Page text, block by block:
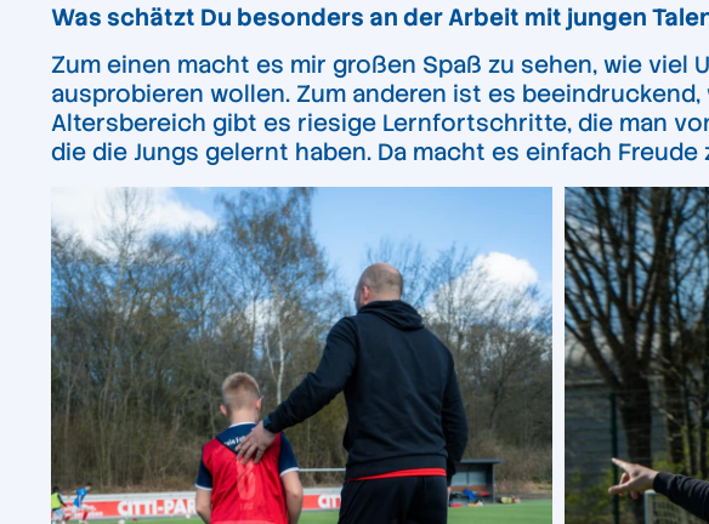
Was schätzt Du besonders an der Arbeit mit jungen
Zum einen macht es mir großen Spaß zu sehen, wie
ausprobieren wollen. Zum anderen ist es
Altersbereich gibt es riesige Lernfortschritte, die man
die die Jungs gelernt haben. Da macht es einfach Freude